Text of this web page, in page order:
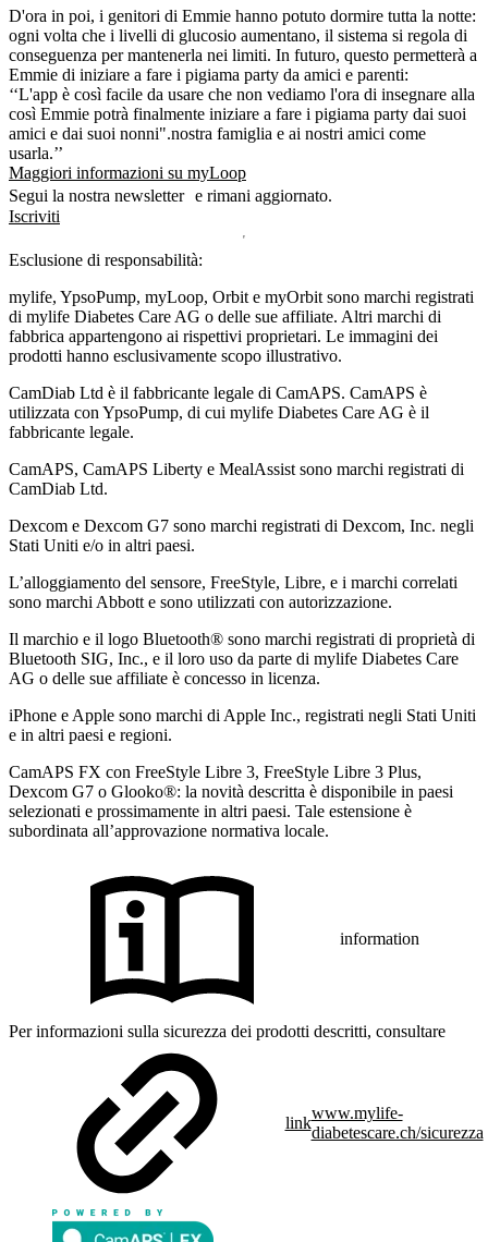
D'ora in poi, i genitori di Emmie hanno potuto dormire tutta la notte:
ogni volta che i livelli di glucosio aumentano, il sistema si regola di
conseguenza per mantenerla nei limiti. In futuro, questo permetterà a
Emmie di iniziare a fare i pigiama party da amici e parenti:
‘‘L'app è così facile da usare che non vediamo l'ora di insegnare alla
così Emmie potrà finalmente iniziare a fare i pigiama party dai suoi
amici e dai suoi nonni".nostra famiglia e ai nostri amici come
usarla.’’
Maggiori informazioni su myLoop
Segui la nostra newsletter e rimani aggiornato.
Iscriviti
Esclusione di responsabilità:
mylife, YpsoPump, myLoop, Orbit e myOrbit sono marchi registrati
di mylife Diabetes Care AG o delle sue affiliate. Altri marchi di
fabbrica appartengono ai rispettivi proprietari. Le immagini dei
prodotti hanno esclusivamente scopo illustrativo.
CamDiab Ltd è il fabbricante legale di CamAPS. CamAPS è
utilizzata con YpsoPump, di cui mylife Diabetes Care AG è il
fabbricante legale.
CamAPS, CamAPS Liberty e MealAssist sono marchi registrati di
CamDiab Ltd.
Dexcom e Dexcom G7 sono marchi registrati di Dexcom, Inc. negli
Stati Uniti e/o in altri paesi.
L’alloggiamento del sensore, FreeStyle, Libre, e i marchi correlati
sono marchi Abbott e sono utilizzati con autorizzazione.
Il marchio e il logo Bluetooth® sono marchi registrati di proprietà di
Bluetooth SIG, Inc., e il loro uso da parte di mylife Diabetes Care
AG o delle sue affiliate è concesso in licenza.
iPhone e Apple sono marchi di Apple Inc., registrati negli Stati Uniti
e in altri paesi e regioni.
CamAPS FX con FreeStyle Libre 3, FreeStyle Libre 3 Plus,
Dexcom G7 o Glooko®: la novità descritta è disponibile in paesi
selezionati e prossimamente in altri paesi. Tale estensione è
subordinata all’approvazione normativa locale.
information
Per informazioni sulla sicurezza dei prodotti descritti, consultare
link
www.mylife-
diabetescare.ch/sicurezza